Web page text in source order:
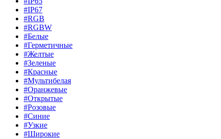
#IP67
#RGB
#RGBW
#Белые
#Герметичные
#Желтые
#Зеленые
#Красные
#Мультибелая
#Оранжевые
#Открытые
#Розовые
#Синие
#Узкие
#Широкие